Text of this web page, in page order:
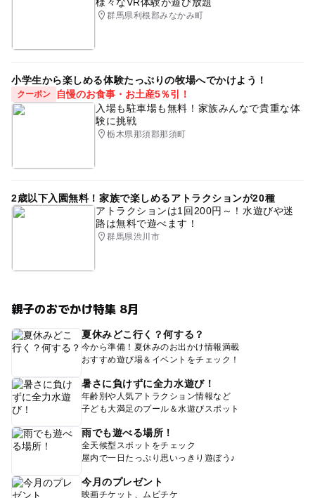
群馬県利根郡みなかみ町
小学生から楽しめる体験たっぷりの牧場へでかけよう！
クーポン
自慢のお食事・お土産5％引！
入場も駐車場も無料！家族みんなで貴重な体
験に挑戦
栃木県那須郡那須町
2歳以下入園無料！家族で楽しめるアトラクションが20種
アトラクションは1回200円～！水遊びや迷
路は無料で遊べます！
群馬県渋川市
親子のおでかけ特集 8月
夏休みどこ行く？何する？
今から準備！夏休みのお出かけ情報満載
おすすめ遊び場＆イベントをチェック！
暑さに負けずに全力水遊び！
年齢別や人気アトラクション情報など
子ども大満足のプール＆水遊びスポット
雨でも遊べる場所！
全天候型スポットをチェック
屋内で一日たっぷり思いっきり遊ぼう♪
今月のプレゼント
映画チケット、ムビチケ